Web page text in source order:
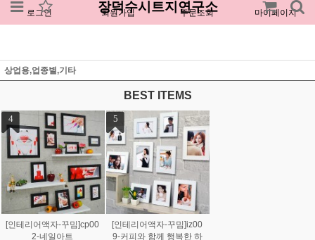
로그인 회원가입 주문조회 마이페이지
장덕수시트지연구소
상업용,업종별,기타
BEST ITEMS
1
[인테리어액자-꾸밈]cp04
4-각국의민족의상
2
[인테리어액자-꾸밈]cp00
6-개성시대